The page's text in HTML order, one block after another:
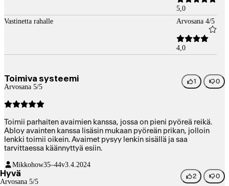
5,0
Vastinetta rahalle
Arvosana 4/5
4,0
Toimiva systeemi
Arvosana 5/5
1 0
Toimii parhaiten avaimien kanssa, jossa on pieni pyöreä reikä.
Abloy avainten kanssa lisäsin mukaan pyöreän prikan, jolloin
lenkki toimii oikein. Avaimet pysyy lenkin sisällä ja saa
tarvittaessa käännyttyä esiin.
Mikkohow35–44v3.4.2024
Hyvä
Arvosana 5/5
2 0